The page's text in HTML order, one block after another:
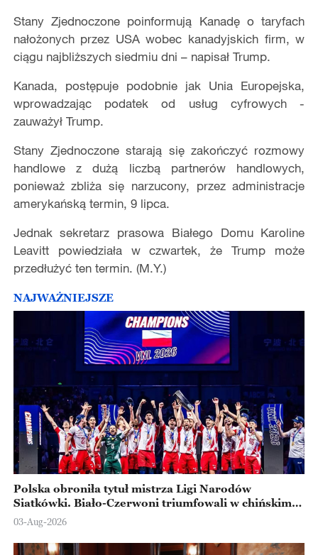
Stany Zjednoczone poinformują Kanadę o taryfach
nałożonych przez USA wobec kanadyjskich firm, w
ciągu najbliższych siedmiu dni – napisał Trump.
Kanada, postępuje podobnie jak Unia Europejska,
wprowadzając podatek od usług cyfrowych -
zauważył Trump.
Stany Zjednoczone starają się zakończyć rozmowy
handlowe z dużą liczbą partnerów handlowych,
ponieważ zbliża się narzucony, przez administracje
amerykańską termin, 9 lipca.
Jednak sekretarz prasowa Białego Domu Karoline
Leavitt powiedziała w czwartek, że Trump może
przedłużyć ten termin. (M.Y.)
NAJWAŻNIEJSZE
Polska obroniła tytuł mistrza Ligi Narodów
Siatkówki. Biało-Czerwoni triumfowali w chińskim
Ningbo
03-Aug-2026